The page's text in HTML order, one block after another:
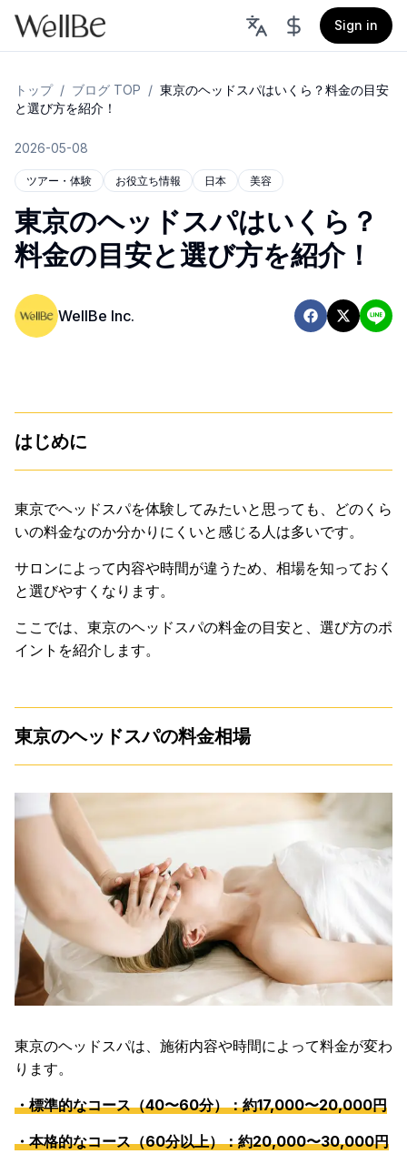
Sign in
トップ / ブログ TOP / 東京のヘッドスパはいくら？料金の目安
と選び方を紹介！
2026-05-08
ツアー・体験 お役立ち情報 日本 美容
東京のヘッドスパはいくら？
料金の目安と選び方を紹介！
WellBe Inc.
はじめに
東京でヘッドスパを体験してみたいと思っても、どのくら
いの料金なのか分かりにくいと感じる人は多いです。
サロンによって内容や時間が違うため、相場を知っておく
と選びやすくなります。
ここでは、東京のヘッドスパの料金の目安と、選び方のポ
イントを紹介します。
東京のヘッドスパの料金相場
東京のヘッドスパは、施術内容や時間によって料金が変わ
ります。
・標準的なコース（40〜60分）：約17,000〜20,000円
・本格的なコース（60分以上）：約20,000〜30,000円